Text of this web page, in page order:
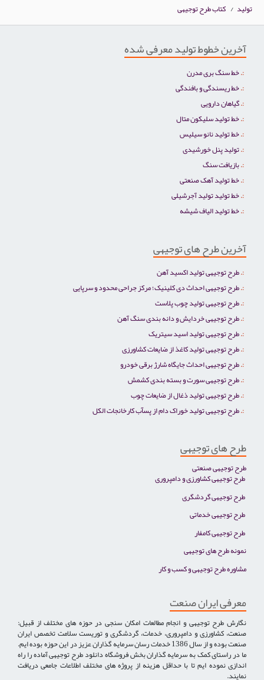
تولید / کتاب طرح توجیهی
آخرین خطوط تولید معرفی شده
خط سنگ بری مدرن
خط ریسندگی و بافندگی
گیاهان دارویی
خط تولید سلیکون متال
خط تولید نانو سیلیس
تولید پنل خورشیدی
بازیافت سنگ
خط تولید آهک صنعتی
خط تولید تولید آجرشیلی
خط تولید الیاف شیشه
آخرین طرح های توجیهی
طرح توجیهی تولید اکسید آهن
طرح توجیهی احداث دی کلینیک؛ مرکز جراحی محدود و سرپایی
طرح توجیهی تولید چوب پلاست
طرح توجیهی خردایش و دانه بندی سنگ آهن
طرح توجیهی تولید اسید سیتریک
طرح توجیهی تولید کاغذ از ضایعات کشاورزی
طرح توجیهی احداث جایگاه شارژ برقی خودرو
طرح توجیهی سورت و بسته بندی کشمش
طرح توجیهی تولید ذغال از ضایعات چوب
طرح توجیهی تولید خوراک دام از پسآب کارخانجات الکل
طرح های توجیهی
طرح توجیهی صنعتی
طرح توجیهی کشاورزی و دامپروری
طرح توجیهی گردشگری
طرح توجیهی خدماتی
طرح توجیهی کامفار
نمونه طرح های توجیهی
مشاوره طرح توجیهی و کسب و کار
معرفی ایران صنعت
نگارش طرح توجیهی و انجام مطالعات امکان سنجی در حوزه های مختلف از قبیل:
صنعت، کشاورزی و دامپروری، خدمات، گردشگری و توریست سلامت تخصص ایران
صنعت بوده و از سال 1386 خدمات رسان سرمایه گذاران عزیز در این حوزه بوده ایم.
ما در راستای کمک به سرمایه گذاران بخش فروشگاه دانلود طرح توجیهی آماده را راه
اندازی نموده ایم تا با حداقل هزینه از پروژه های مختلف اطلاعات جامعی دریافت
نمایند.